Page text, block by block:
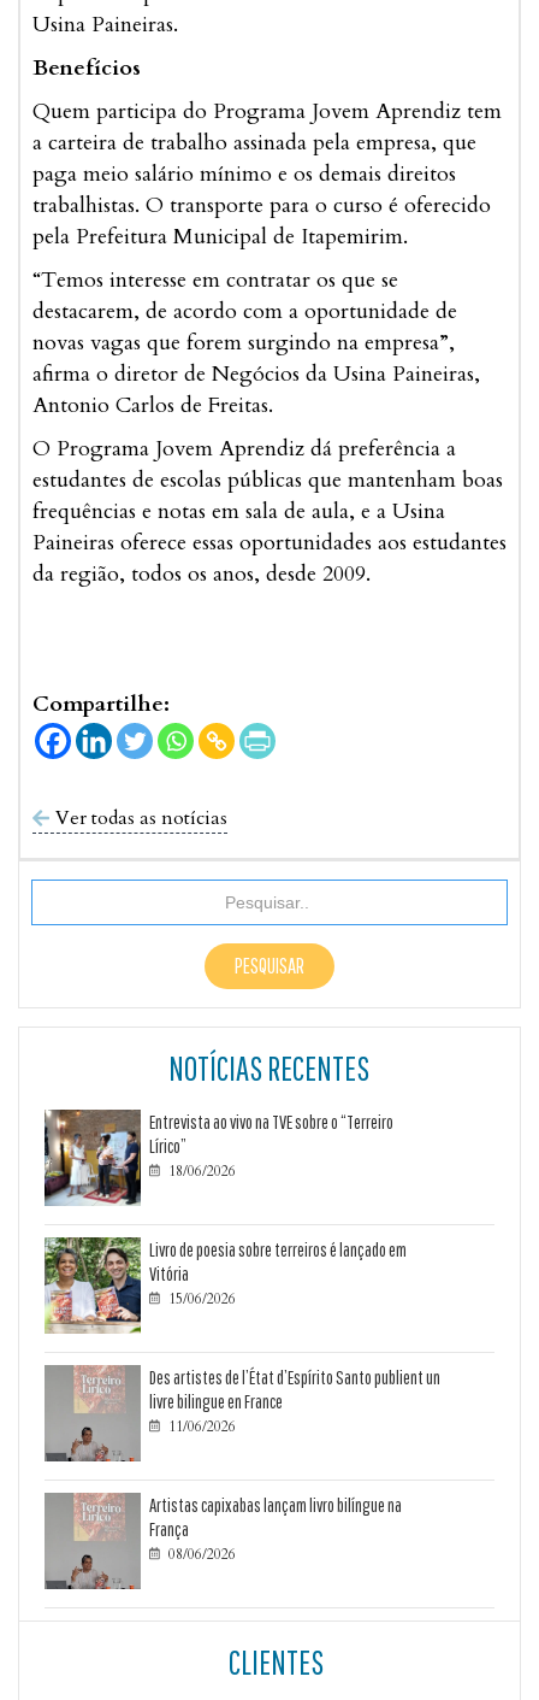
Usina Paineiras.
Benefícios
Quem participa do Programa Jovem Aprendiz tem
a carteira de trabalho assinada pela empresa, que
paga meio salário mínimo e os demais direitos
trabalhistas. O transporte para o curso é oferecido
pela Prefeitura Municipal de Itapemirim.
“Temos interesse em contratar os que se
destacarem, de acordo com a oportunidade de
novas vagas que forem surgindo na empresa”,
afirma o diretor de Negócios da Usina Paineiras,
Antonio Carlos de Freitas.
O Programa Jovem Aprendiz dá preferência a
estudantes de escolas públicas que mantenham boas
frequências e notas em sala de aula, e a Usina
Paineiras oferece essas oportunidades aos estudantes
da região, todos os anos, desde 2009.
Compartilhe:
 Ver todas as notícias
NOTÍCIAS RECENTES
Entrevista ao vivo na TVE sobre o “Terreiro
Lírico”
 18/06/2026
Livro de poesia sobre terreiros é lançado em
Vitória
 15/06/2026
Des artistes de l’État d’Espírito Santo publient un
livre bilingue en France
 11/06/2026
Artistas capixabas lançam livro bilíngue na
França
 08/06/2026
CLIENTES